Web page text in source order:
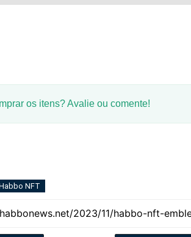
os itens? Avalie ou comente!
NFT